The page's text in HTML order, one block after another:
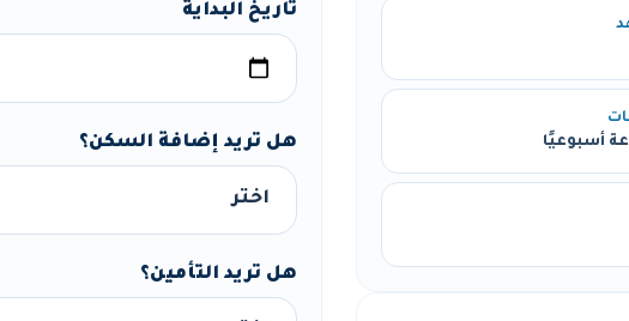
تاريخ البداية
هل تريد إضافة السكن؟
هل تريد التأمين؟